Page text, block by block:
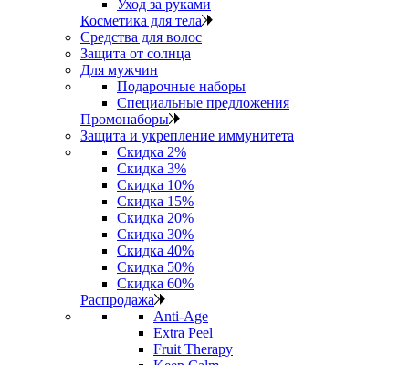
Уход за руками
Косметика для тела
Средства для волос
Защита от солнца
Для мужчин
Подарочные наборы
Специальные предложения
Промонаборы
Защита и укрепление иммунитета
Скидка 2%
Скидка 3%
Скидка 10%
Скидка 15%
Скидка 20%
Скидка 30%
Скидка 40%
Скидка 50%
Скидка 60%
Распродажа
Anti‑Age
Extra Peel
Fruit Therapy